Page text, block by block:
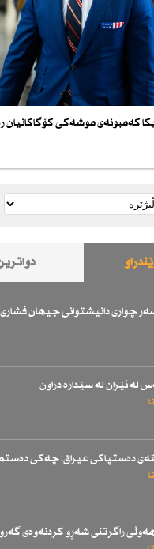
كەمبونەی موشەكی كۆگاكانیان
چواری دانیشتوانی جیهان فشاری
دەستپاكی عیراق: چەكی
راگرتنی شەڕو كردنەوەی